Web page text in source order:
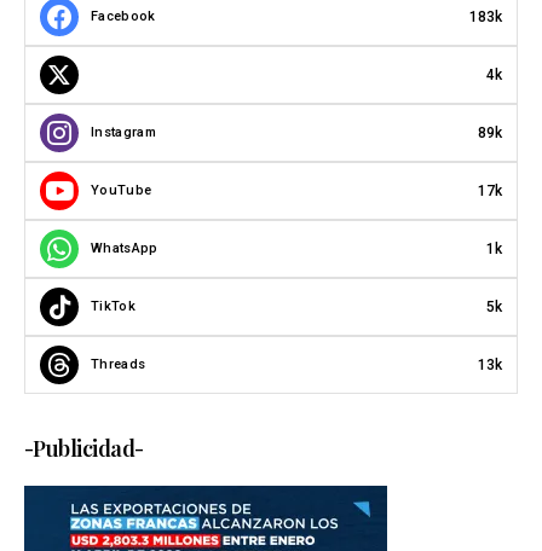
Facebook 183k
4k
Instagram 89k
YouTube 17k
WhatsApp 1k
TikTok 5k
Threads 13k
-Publicidad-